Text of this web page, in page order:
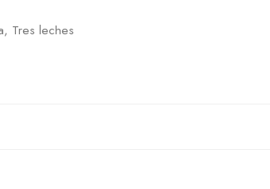
Tres leches